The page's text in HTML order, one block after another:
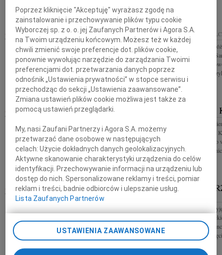
KAZIMIERZ ZAŁĘSKI 14.11.2009
KIELCE
Z wielkim smutkiem przyjęliśmy wiadomość o
śmierci gen. Kazimierza Załęskiego ps. "Bończa"
żołnierza Armii Krajowej, legendarnego dowódcy
partyzanckiego, więźnia...
14.11.2009
Panu Pawłowi
Okręgowego w
współczucia z
Tadeusz
ANDRZEJ KĘSKA 13.11.2009
Andrzeja Kęskę Wyrazy współczucia Rodzinie i
najbliższym składają: Janusz , Sławek , Grzegorz ,
Bartek , Władek z...
Z wielkim
śmierci Andrzeja
wyrazy
Zarząd i
ANDRZEJ KĘSKA 13.11.2009 KIELCE
Z głębokim żalem i smutkiem przyjęliśmy
wiadomość o śmierci Andrzeja Kęski naszego
Wielkiego Przyjaciela, Wspaniałego Człowieka,
jednego z twórców sukcesu Echo...
Ze smutkiem
Kazimierza
dowódca
Cześć Jego
Poprzez kliknięcie "Akceptuję" wyrażasz zgodę na
zainstalowanie i przechowywanie plików typu cookie
Wyborczej sp. z o. o. jej Zaufanych Partnerów i Agora S.A.
na Twoim urządzeniu końcowym. Możesz też w każdej
chwili zmienić swoje preferencje dot. plików cookie,
ponownie wywołując narzędzie do zarządzania Twoimi
preferencjami dot. przetwarzania danych poprzez
odnośnik „Ustawienia prywatności” w stopce serwisu i
przechodząc do sekcji „Ustawienia zaawansowane”.
Zmiana ustawień plików cookie możliwa jest także za
pomocą ustawień przeglądarki.
My, nasi Zaufani Partnerzy i Agora S.A. możemy
przetwarzać dane osobowe w następujących
celach:Użycie dokładnych danych geolokalizacyjnych.
Aktywne skanowanie charakterystyki urządzenia do celów
identyfikacji. Przechowywanie informacji na urządzeniu lub
dostęp do nich. Spersonalizowane reklamy i treści, pomiar
reklam i treści, badnie odbiorców i ulepszanie usług.
Lista Zaufanych Partnerów
USTAWIENIA ZAAWANSOWANE